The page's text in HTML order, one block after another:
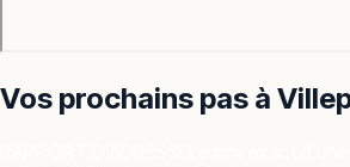
Vos prochains pas à